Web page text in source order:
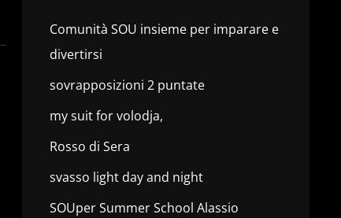
Comunità SOU insieme per imparare e
divertirsi
sovrapposizioni 2 puntate
my suit for volodja,
Rosso di Sera
svasso light day and night
SOUper Summer School Alassio